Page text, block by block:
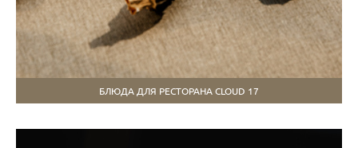
БЛЮДА ДЛЯ РЕСТОРАНА CLOUD 17